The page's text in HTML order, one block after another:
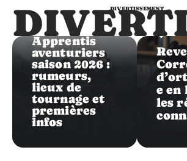
DIVERTISSEMENT
Divertissement
Les
Apprentis
aventuriers
saison 2026 :
rumeurs,
lieux de
tournage et
premières
infos
e en
les